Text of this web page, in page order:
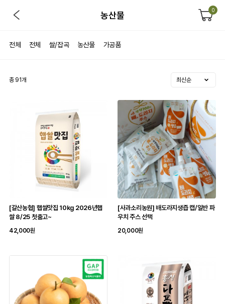
농산물 0
전체 전체 쌀/잡곡 농산물 가공품
총 91개
[갈산농협] 햅쌀맛집 10kg 2026년햅
쌀 8/25 첫출고~
42,000원
[사과소리농원] 배도라지생즙 캡/일반 파
우치 주스 선택
20,000원